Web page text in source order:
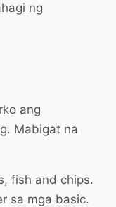
ng
ang
Mabigat na
fish and chips.
sa mga basic.